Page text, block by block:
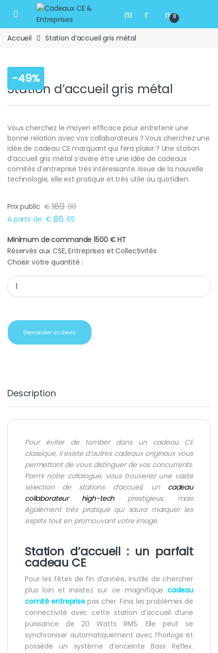
Skip to navigation
Skip to content
Open 0
Accueil Station d’accueil gris métal
-49%
Station d’accueil gris métal
Vous cherchez le moyen efficace pour entretenir une
bonne relation avec vos collaborateurs ? Vous cherchez une
idée de cadeau CE marquant qui fera plaisir ? Une station
d’accueil gris métal s’avère être une idée de cadeaux
comités d’entreprise très intéressante. Issue de la nouvelle
technologie, elle est pratique et très utile au quotidien.
Prix public €169.90
A partir de € 86 .65
Minimum de commande 1500 € HT
Réservés aux CSE, Entreprises et Collectivités
Choisir votre quantité :
Station d'accueil gris métal quantity
Demander un devis
Description
Pour éviter de tomber dans un cadeau CE
classique, il existe d’autres cadeaux originaux vous
permettant de vous distinguer de vos concurrents.
Parmi notre catalogue, vous trouverez une vaste
sélection de stations d’accueil, un cadeau
collaborateur high-techprestigieux, mais
également très pratique qui saura marquer les
esprits tout en promouvant votre image.
Station d’accueil : un parfait
cadeau CE
Pour les fêtes de fin d’année, inutile de chercher
plus loin et insistez sur ce magnifique cadeau
comité entreprisepas cher. Finis les problèmes de
connectivité avec cette station d’accueil d’une
puissance de 20 Watts RMS. Elle peut se
synchroniser automatiquement avec l’horloge et
possède un système d’enceinte Bass Reflex.